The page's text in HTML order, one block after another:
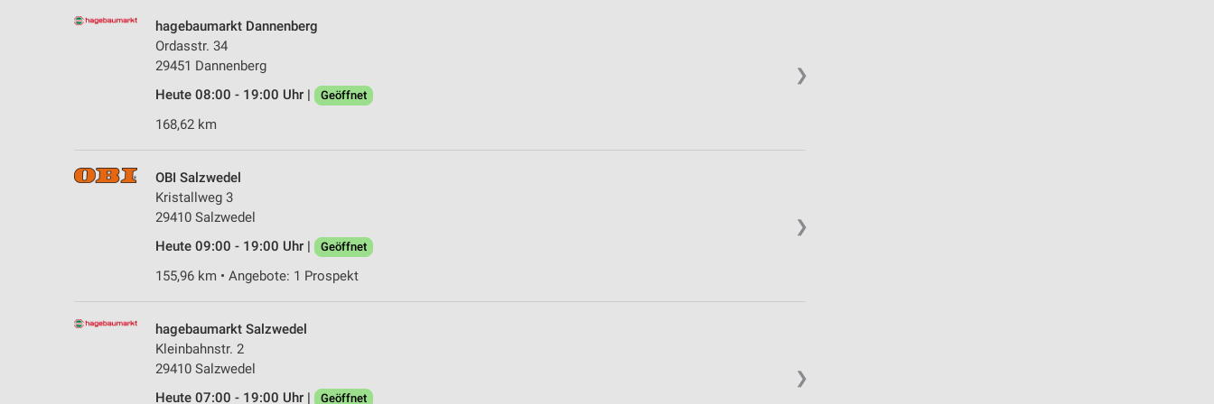
❯
hagebaumarkt Dannenberg
Ordasstr. 34
29451 Dannenberg
Heute 08:00 - 19:00 Uhr |
Geöffnet
168,62 km
❯
OBI Salzwedel
Kristallweg 3
29410 Salzwedel
Heute 09:00 - 19:00 Uhr |
Geöffnet
155,96 km • Angebote: 1 Prospekt
❯
hagebaumarkt Salzwedel
Kleinbahnstr. 2
29410 Salzwedel
Heute 07:00 - 19:00 Uhr |
Geöffnet